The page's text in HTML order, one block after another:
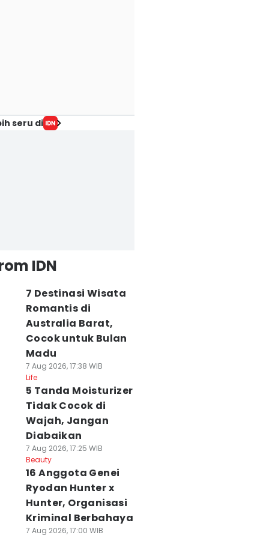
seru di
IDN
7 Destinasi Wisata
Romantis di
Australia Barat,
Cocok untuk Bulan
Madu
7 Aug 2026, 17:38 WIB
Life
5 Tanda Moisturizer
Tidak Cocok di
Wajah, Jangan
Diabaikan
7 Aug 2026, 17:25 WIB
Beauty
16 Anggota Genei
Ryodan Hunter x
Hunter, Organisasi
Kriminal Berbahaya
7 Aug 2026, 17:00 WIB